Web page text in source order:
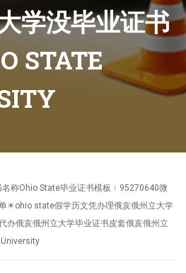
学没毕业证书
STATE
称Ohio State毕业证书模板﹛95270640微
☀ohio state假学历文凭办理俄亥俄州立大学
办俄亥俄州立大学毕业证书皮套俄亥俄州立